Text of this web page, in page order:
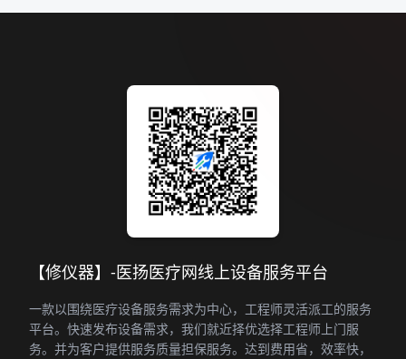
【修仪器】-医扬医疗网线上设备服务平台
一款以围绕医疗设备服务需求为中心，工程师灵活派工的服务
平台。快速发布设备需求，我们就近择优选择工程师上门服
务。并为客户提供服务质量担保服务。达到费用省，效率快，